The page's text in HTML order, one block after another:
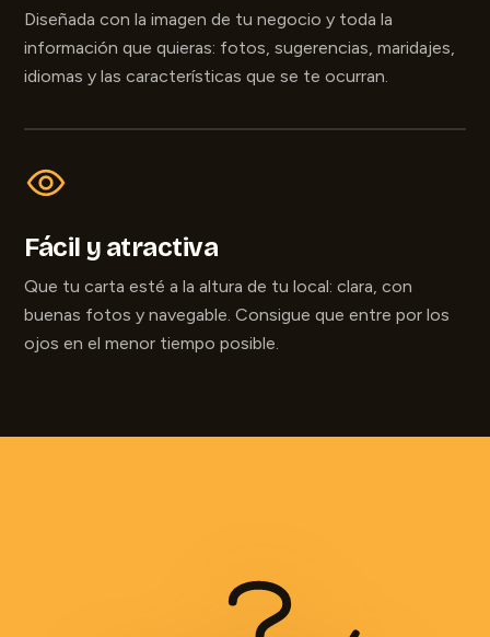
Diseñada con la imagen de tu negocio y toda la
información que quieras: fotos, sugerencias, maridajes,
idiomas y las características que se te ocurran.
Fácil y atractiva
Que tu carta esté a la altura de tu local: clara, con
buenas fotos y navegable. Consigue que entre por los
ojos en el menor tiempo posible.